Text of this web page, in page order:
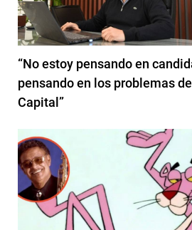
“No estoy pensando en
pensando en los problemas
Capital”